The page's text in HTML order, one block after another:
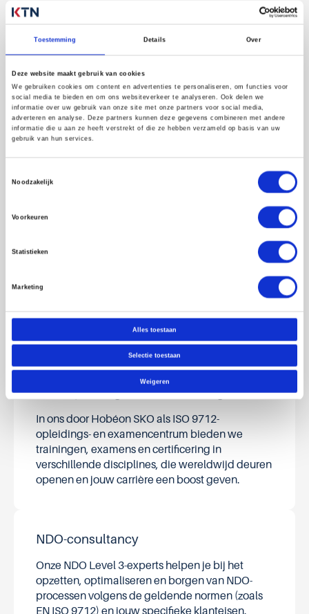
Toestemming Details Over
Deze website maakt gebruik van cookies
We gebruiken cookies om content en advertenties te personaliseren, om functies voor
social media te bieden en om ons websiteverkeer te analyseren. Ook delen we
informatie over uw gebruik van onze site met onze partners voor social media,
adverteren en analyse. Deze partners kunnen deze gegevens combineren met andere
informatie die u aan ze heeft verstrekt of die ze hebben verzameld op basis van uw
gebruik van hun services.
Noodzakelijk
Voorkeuren
Statistieken
Marketing
Alles toestaan
Selectie toestaan
Weigeren
Onze diensten omvatten:
Niet-destructief onderzoek (NDO)
We onderzoeken en evalueren materialen,
systemen en componenten met technieken die
ze niet beschadigen of vernietigen. Zo testen we
de kwaliteit, integriteit en veiligheid zonder iets
phased array, magnetisch onderzoek en meer.
en leidingen, zodat ze veilig blijven en langer
NDO-opleidingen en certificering
In ons door Hobéon SKO als ISO 9712-
opleidings- en examencentrum bieden we
trainingen, examens en certificering in
verschillende disciplines, die wereldwijd deuren
openen en jouw carrière een boost geven.
NDO-consultancy
Onze NDO Level 3-experts helpen je bij het
opzetten, optimaliseren en borgen van NDO-
processen volgens de geldende normen (zoals
EN ISO 9712) en jouw specifieke klanteisen.